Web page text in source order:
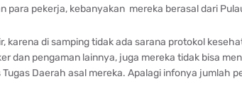
para pekerja, kebanyakan mereka berasal dari
karena di samping tidak ada sarana protokol
dan pengaman lainnya, juga mereka tidak bisa
Tugas Daerah asal mereka. Apalagi infonya jumlah